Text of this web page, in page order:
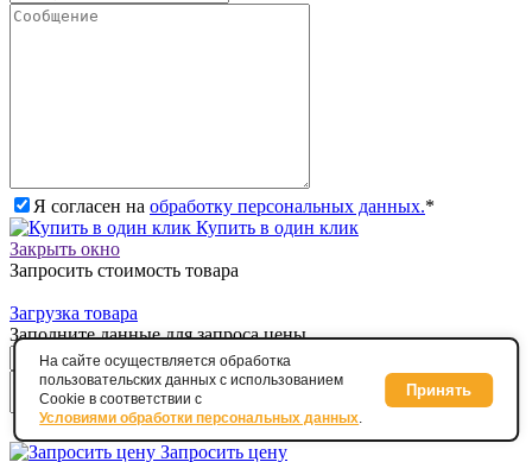
Я согласен на обработку персональных данных.*
Купить в один клик
Закрыть окно
Запросить стоимость товара
Загрузка товара
Заполните данные для запроса цены
Я согласен наобработку персональных данных.
Запросить цену
На сайте осуществляется обработка
пользовательских данных с использованием
Cookie в соответствии с
Условиями обработки персональных данных.
Принять